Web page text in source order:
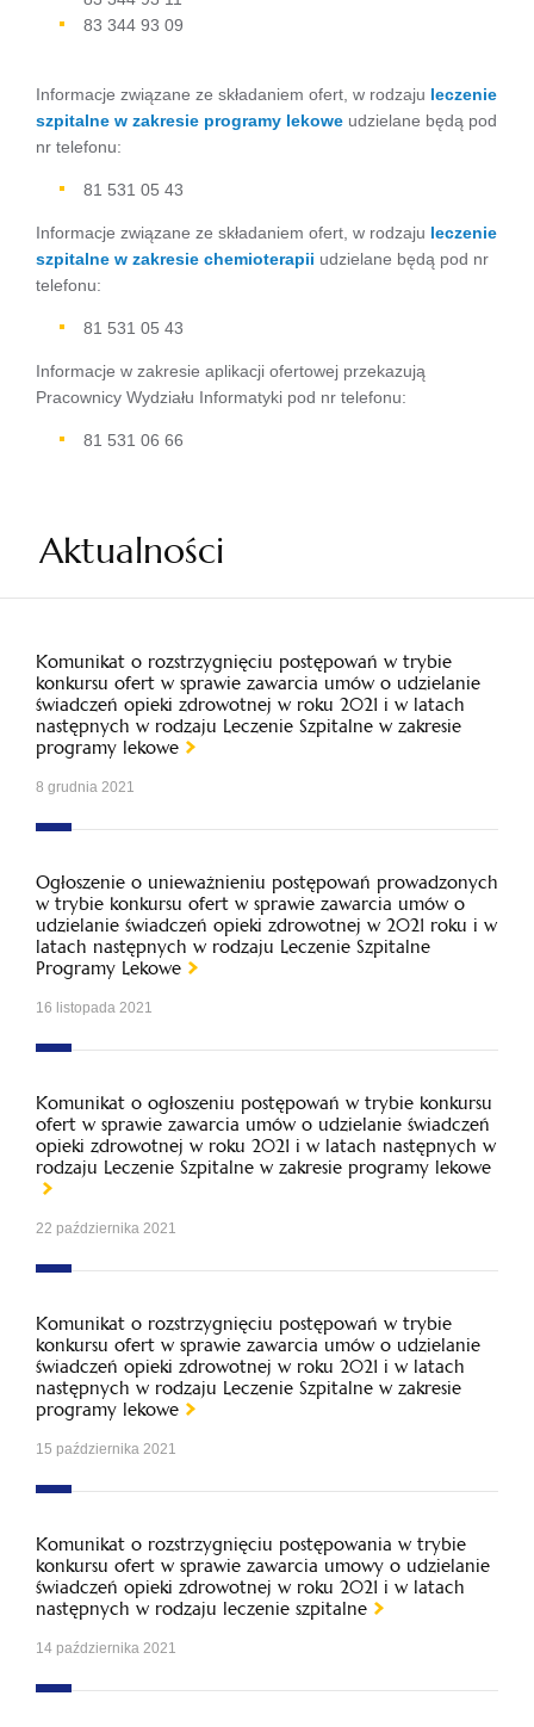
83 344 93 09
Informacje związane ze składaniem ofert, w rodzaju leczenie
szpitalne w zakresie programy lekowe udzielane będą pod
nr telefonu:
81 531 05 43
Informacje związane ze składaniem ofert, w rodzaju leczenie
szpitalne w zakresie chemioterapii udzielane będą pod nr
telefonu:
81 531 05 43
Informacje w zakresie aplikacji ofertowej przekazują
Pracownicy Wydziału Informatyki pod nr telefonu:
81 531 06 66
Aktualności
Komunikat o rozstrzygnięciu postępowań w trybie
konkursu ofert w sprawie zawarcia umów o udzielanie
świadczeń opieki zdrowotnej w roku 2021 i w latach
następnych w rodzaju Leczenie Szpitalne w zakresie
programy lekowe
8 grudnia 2021
Ogłoszenie o unieważnieniu postępowań prowadzonych
w trybie konkursu ofert w sprawie zawarcia umów o
udzielanie świadczeń opieki zdrowotnej w 2021 roku i w
latach następnych w rodzaju Leczenie Szpitalne
Programy Lekowe
16 listopada 2021
Komunikat o ogłoszeniu postępowań w trybie konkursu
ofert w sprawie zawarcia umów o udzielanie świadczeń
opieki zdrowotnej w roku 2021 i w latach następnych w
rodzaju Leczenie Szpitalne w zakresie programy lekowe
22 października 2021
Komunikat o rozstrzygnięciu postępowań w trybie
konkursu ofert w sprawie zawarcia umów o udzielanie
świadczeń opieki zdrowotnej w roku 2021 i w latach
następnych w rodzaju Leczenie Szpitalne w zakresie
programy lekowe
15 października 2021
Komunikat o rozstrzygnięciu postępowania w trybie
konkursu ofert w sprawie zawarcia umowy o udzielanie
świadczeń opieki zdrowotnej w roku 2021 i w latach
następnych w rodzaju leczenie szpitalne
14 października 2021